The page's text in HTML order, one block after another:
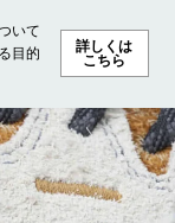
いて
目的
詳しくは
こちら
ッション ビューテ